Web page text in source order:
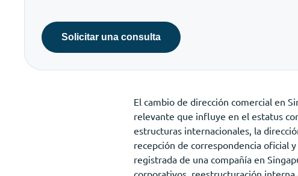
Solicitar una consulta
El cambio de dirección comercial en
relevante que influye en el estatus
estructuras internacionales, la
recepción de correspondencia oficial
registrada de una compañía en
corporativos, reestructuración